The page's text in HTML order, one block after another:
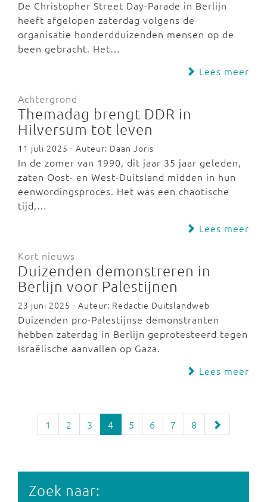
De Christopher Street Day-Parade in Berlijn
heeft afgelopen zaterdag volgens de
organisatie honderdduizenden mensen op de
been gebracht. Het…
Lees meer
Achtergrond
Themadag brengt DDR in
Hilversum tot leven
11 juli 2025 - Auteur: Daan Joris
In de zomer van 1990, dit jaar 35 jaar geleden,
zaten Oost- en West-Duitsland midden in hun
eenwordingsproces. Het was een chaotische
tijd,…
Lees meer
Kort nieuws
Duizenden demonstreren in
Berlijn voor Palestijnen
23 juni 2025 - Auteur: Redactie Duitslandweb
Duizenden pro-Palestijnse demonstranten
hebben zaterdag in Berlijn geprotesteerd tegen
Israëlische aanvallen op Gaza.
Lees meer
1 2 3 4 5 6 7 8
Zoek naar: